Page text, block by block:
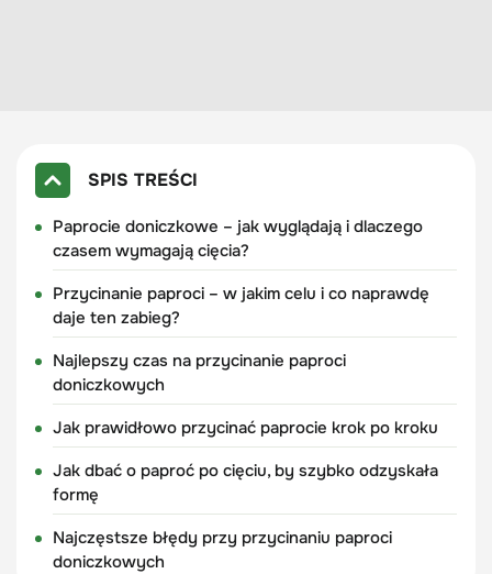
SPIS TREŚCI
Paprocie doniczkowe – jak wyglądają i dlaczego
czasem wymagają cięcia?
Przycinanie paproci – w jakim celu i co naprawdę
daje ten zabieg?
Najlepszy czas na przycinanie paproci
doniczkowych
Jak prawidłowo przycinać paprocie krok po kroku
Jak dbać o paproć po cięciu, by szybko odzyskała
formę
Najczęstsze błędy przy przycinaniu paproci
doniczkowych